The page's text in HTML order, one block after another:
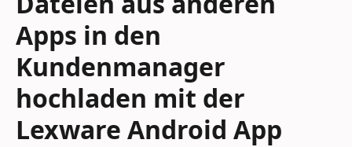
Apps in den
Kundenmanager
hochladen mit der
Lexware Android App